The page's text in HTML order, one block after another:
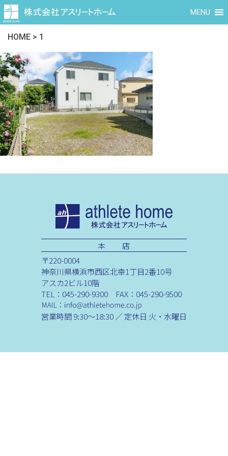
MENU
HOME > 1
本 店
〒220-0004
神奈川県横浜市西区北幸1丁目2番10号
アスカ2ビル10階
TEL：045-290-9300 FAX：045-290-9500
営業時間 9:30～18:30 ／ 定休日 火・水曜日